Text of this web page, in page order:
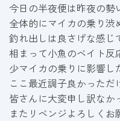
今日の半夜便は昨夜の勢
全体的にマイカの乗り
釣れ出しは良さげな感じ
相まって小魚のベイト
少マイカの乗りに影響し
ここ最近調子良かった
皆さんに大変申し訳な
またリベンジよろしくお